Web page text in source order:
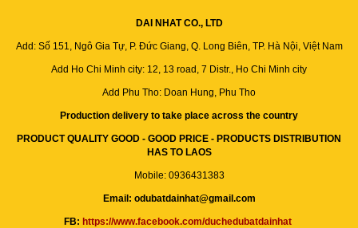
DAI NHAT CO., LTD
Add: Số 151, Ngô Gia Tự, P. Đức Giang, Q. Long Biên, TP. Hà Nội, Việt Nam
Add Ho Chi Minh city: 12, 13 road, 7 Distr., Ho Chi Minh city
Add Phu Tho: Doan Hung, Phu Tho
Production delivery to take place across the country
PRODUCT QUALITY GOOD - GOOD PRICE - PRODUCTS DISTRIBUTION
HAS TO LAOS
Mobile: 0936431383
Email: odubatdainhat@gmail.com
FB: https://www.facebook.com/duchedubatdainhat